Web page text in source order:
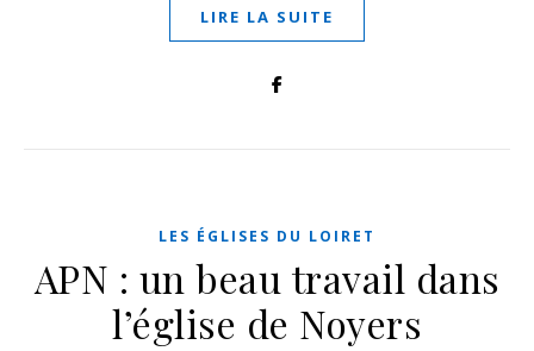
LIRE LA SUITE
LES ÉGLISES DU LOIRET
APN : un beau travail dans
l’église de Noyers